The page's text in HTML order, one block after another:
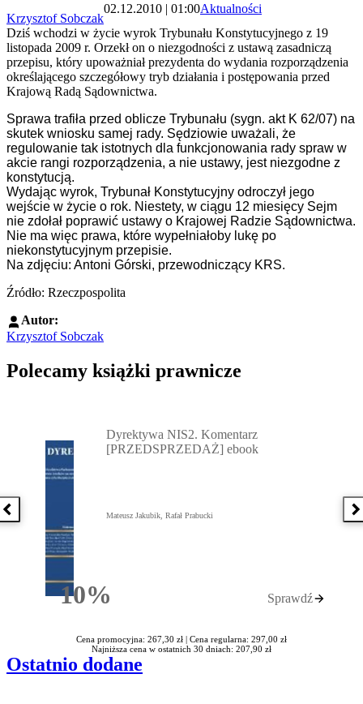
Krzysztof Sobczak
02.12.2010 | 01:00Aktualności
Dziś wchodzi w życie wyrok Trybunału Konstytucyjnego z 19
listopada 2009 r. Orzekł on o niezgodności z ustawą zasadniczą
przepisu, który upoważniał prezydenta do wydania rozporządzenia
określającego szczegółowy tryb działania i postępowania przed
Krajową Radą Sądownictwa.
Sprawa trafiła przed oblicze Trybunału (sygn. akt K 62/07) na
skutek wniosku samej rady. Sędziowie uważali, że
regulowanie tak istotnych dla funkcjonowania rady spraw w
akcie rangi rozporządzenia, a nie ustawy, jest niezgodne z
konstytucją.
Wydając wyrok, Trybunał Konstytucyjny odroczył jego
wejście w życie o rok. Niestety, w ciągu 12 miesięcy Sejm
nie zdołał poprawić ustawy o Krajowej Radzie Sądownictwa.
Nie ma więc prawa, które wypełniałoby lukę po
niekonstytucyjnym przepisie.
Na zdjęciu: Antoni Górski, przewodniczący KRS.
Źródło: Rzeczpospolita
Autor:
Krzysztof Sobczak
Polecamy książki prawnicze
Poprzednia książka
10%Rabatu
Dyrektywa NIS2. Komentarz
[PRZEDSPRZEDAŻ] ebook
Mateusz Jakubik, Rafał Prabucki
Sprawdź
Cena promocyjna: 267,30 zł | Cena regularna: 297,00 zł
Najniższa cena w ostatnich 30 dniach: 207,90 zł
Ostatnio dodane